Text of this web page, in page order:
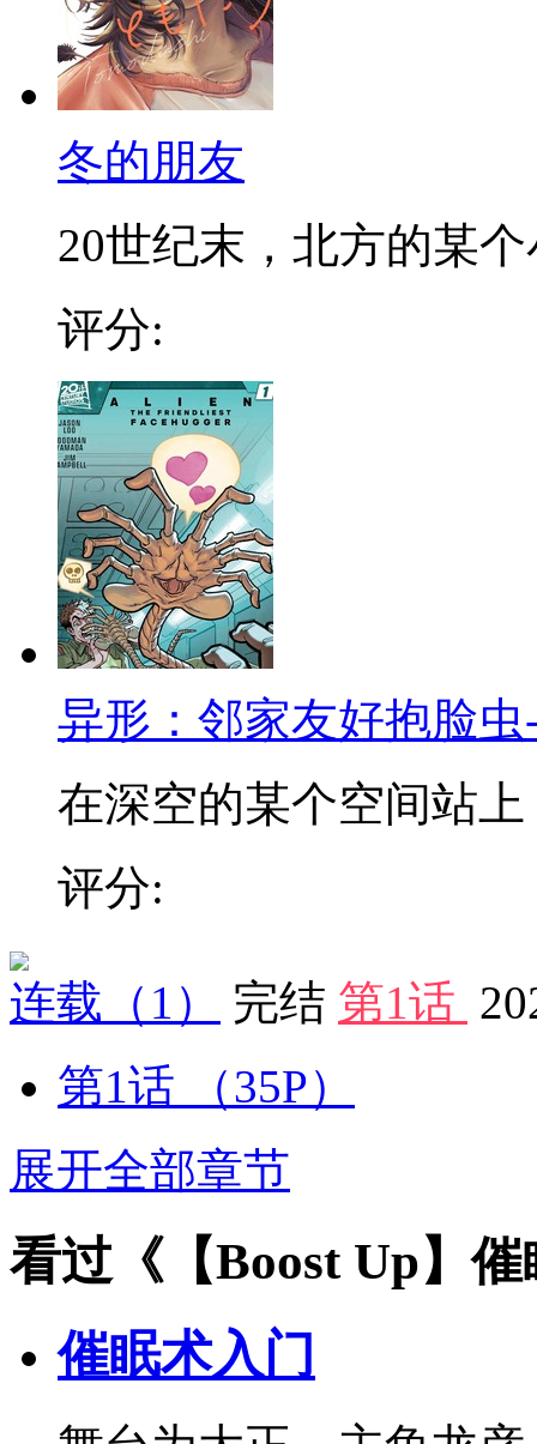
冬的朋友
20世纪末，北方的某
评分:
异形：邻家友好抱脸虫
在深空的某个空间站上
评分:
连载 （1） 完结 第1话
第1话
（35P）
展开全部章节
看过《【Boost Up】
催眠术入门